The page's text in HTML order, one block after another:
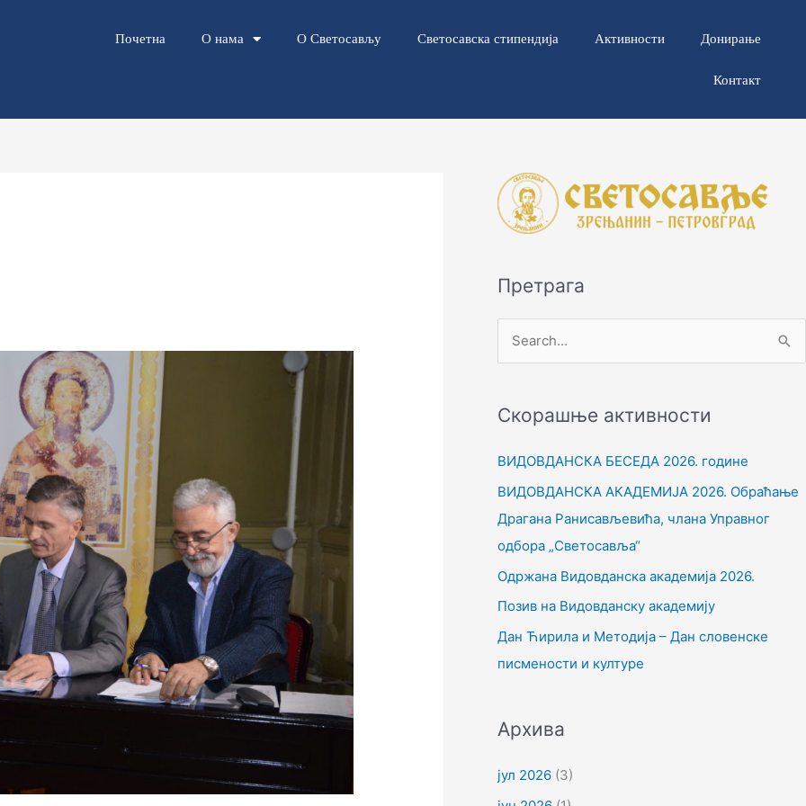
Почетна О нама О Светосављу Светосавска стипендија Активности Донирање
Контакт
Претрага
т
р
а
:
Скорашње активности
ВИДОВДАНСКА БЕСЕДА 2026. године
ВИДОВДАНСКА АКАДЕМИЈА 2026. Обраћање
Драгана Ранисављевића, члана Управног
одбора „Светосавља“
Одржана Видовданска академија 2026.
Позив на Видовданску академију
Дан Ћирила и Методија – Дан словенске
писмености и културе
Архива
јул 2026(3)